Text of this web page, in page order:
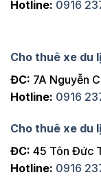
Hotline: 0916
Cho thuê xe du
ĐC: 7A Nguyễn
Hotline: 0916
Cho thuê xe du
ĐC: 45 Tôn Đức
Hotline: 0916